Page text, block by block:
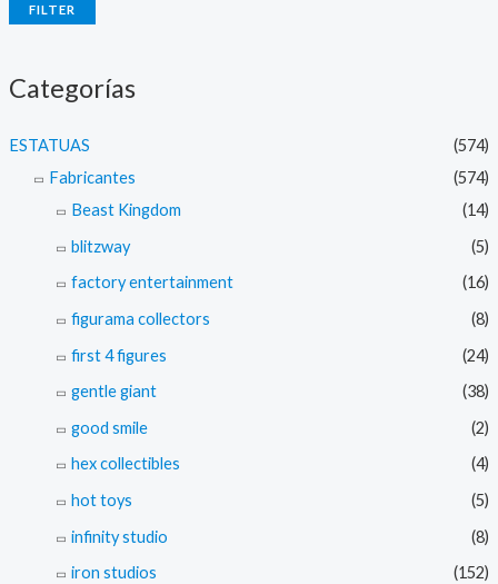
c
FILTER
Categorías
ESTATUAS
(574)
Fabricantes
(574)
Beast Kingdom
(14)
blitzway
(5)
factory entertainment
(16)
figurama collectors
(8)
first 4 figures
(24)
gentle giant
(38)
good smile
(2)
hex collectibles
(4)
hot toys
(5)
infinity studio
(8)
iron studios
(152)